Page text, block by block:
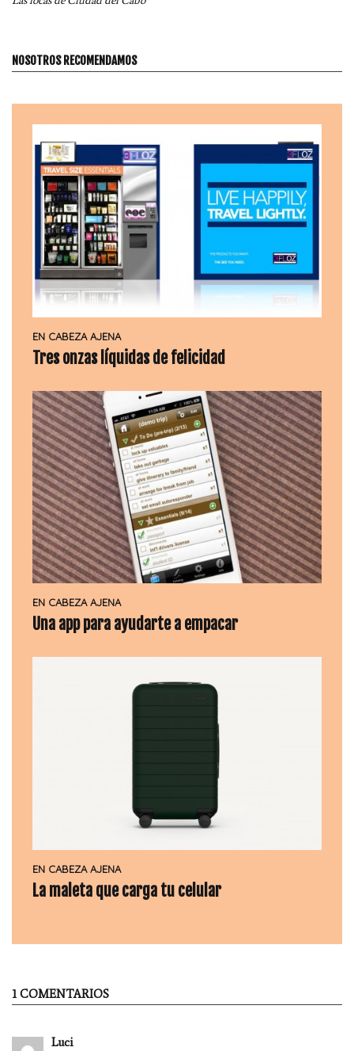
NOSOTROS RECOMENDAMOS
EN CABEZA AJENA
Tres onzas líquidas de felicidad
EN CABEZA AJENA
Una app para ayudarte a empacar
EN CABEZA AJENA
La maleta que carga tu celular
1 COMENTARIOS
Luci